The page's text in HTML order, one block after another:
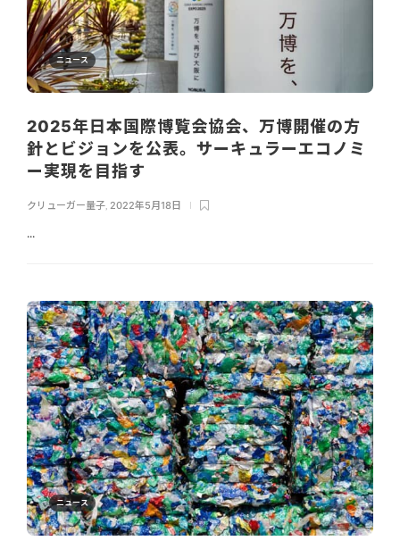
ニュース
2025年日本国際博覧会協会、万博開催の方
針とビジョンを公表。サーキュラーエコノミ
ー実現を目指す
クリューガー量子, 2022年5月18日
...
ニュース